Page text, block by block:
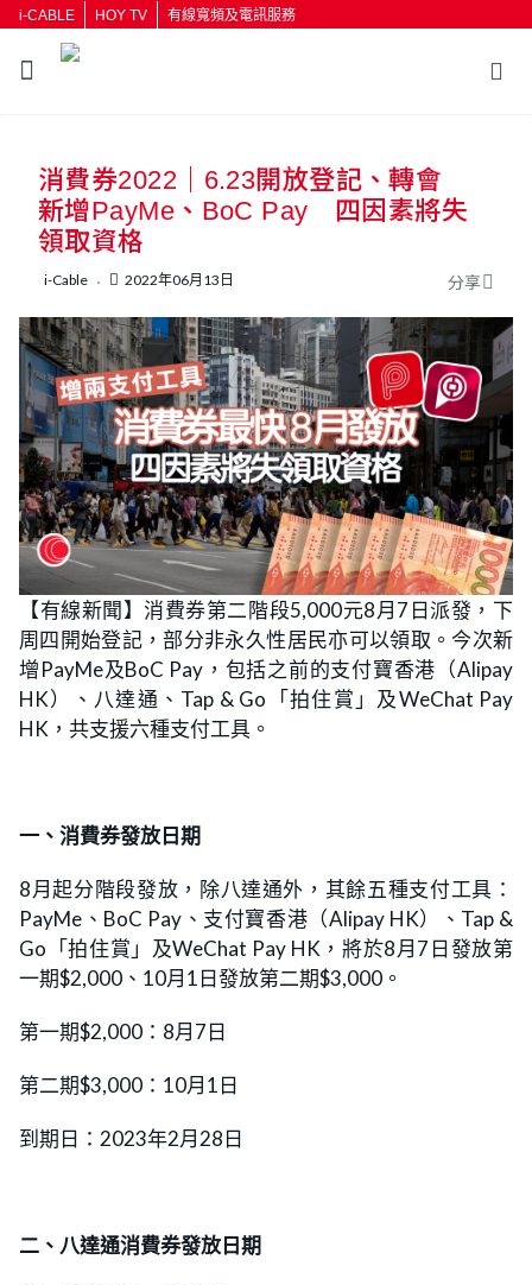
i-CABLE HOY TV 有線寬頻及電訊服務
按輸入鍵開始搜尋
消費券2022｜6.23開放登記、轉會
新增PayMe、BoC Pay 四因素將失
領取資格
i-Cable 2022年06月13日 分享
【有線新聞】消費券第二階段5,000元8月7日派發，下
周四開始登記，部分非永久性居民亦可以領取。今次新
增PayMe及BoC Pay，包括之前的支付寶香港（Alipay
HK）、八達通、Tap & Go「拍住賞」及WeChat Pay
HK，共支援六種支付工具。
一、消費券發放日期
8月起分階段發放，除八達通外，其餘五種支付工具：
PayMe、BoC Pay、支付寶香港（Alipay HK）、Tap &
Go「拍住賞」及WeChat Pay HK，將於8月7日發放第
一期$2,000、10月1日發放第二期$3,000。
第一期$2,000：8月7日
第二期$3,000：10月1日
到期日：2023年2月28日
二、八達通消費券發放日期